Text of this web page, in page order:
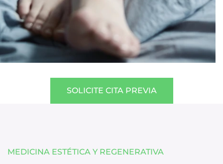
SOLICITE CITA PREVIA
MEDICINA ESTÉTICA Y REGENERATIVA